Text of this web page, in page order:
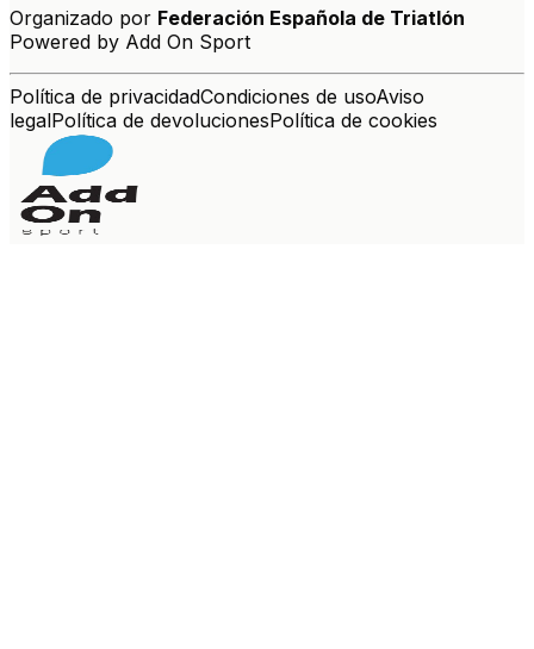
Organizado por Federación Española de Triatlón
Powered by Add On Sport
Política de privacidadCondiciones de usoAviso
legalPolítica de devolucionesPolítica de cookies